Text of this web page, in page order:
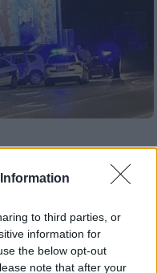
to third parties, or
information for
the below opt-out
note that after your
μέχρι
τα